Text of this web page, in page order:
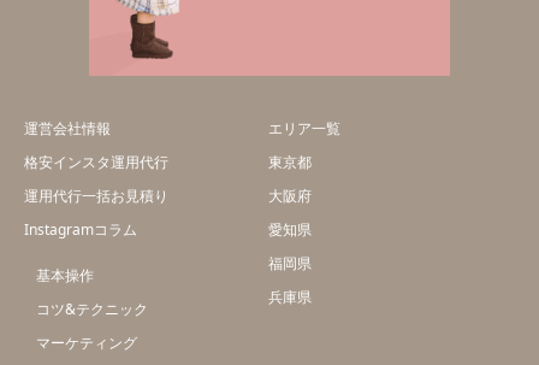
運営会社情報
格安インスタ運用代行
運用代行一括お見積り
Instagramコラム
基本操作
コツ&テクニック
マーケティング
エリア一覧
東京都
大阪府
愛知県
福岡県
兵庫県